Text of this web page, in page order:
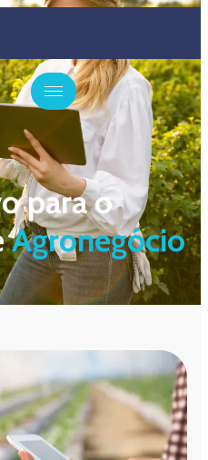
para o
Agronegócio